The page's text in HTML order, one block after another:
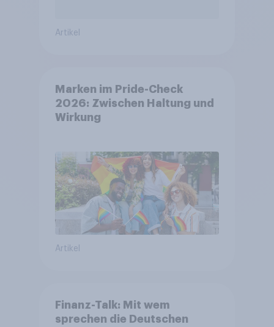
Artikel
Marken im Pride-Check
2026: Zwischen Haltung und
Wirkung
Artikel
Finanz-Talk: Mit wem
sprechen die Deutschen